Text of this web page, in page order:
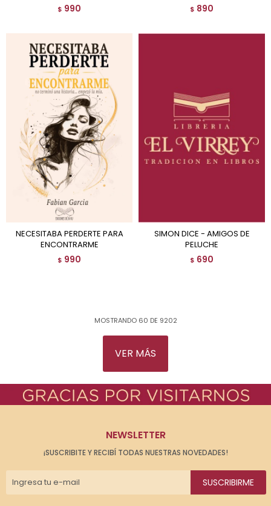
$ 990 $ 890
NECESITABA PERDERTE PARA
ENCONTRARME
$ 990
SIMON DICE - AMIGOS DE
PELUCHE
$ 690
MOSTRANDO 60 DE 9202
VER MÁS
NEWSLETTER
¡SUSCRIBITE Y RECIBÍ TODAS NUESTRAS NOVEDADES!
SUSCRIBIRME